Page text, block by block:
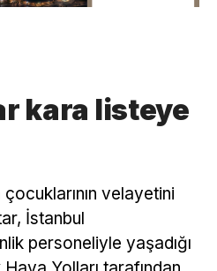
kara listeye
velayetini
İstanbul
personeliyle yaşadığı